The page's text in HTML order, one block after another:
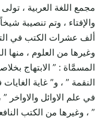
مجمع اللغة العربية ،
والإفتاء ، وتم تنصيبة
ألف عشرات الكتب في
وغيرها من العلوم ، منها
المسمَّاة : ” الابتهاج
النقمة ” ، و” غاية
في علم الاوائل والاواخر
” ، وغيرها من الكتب